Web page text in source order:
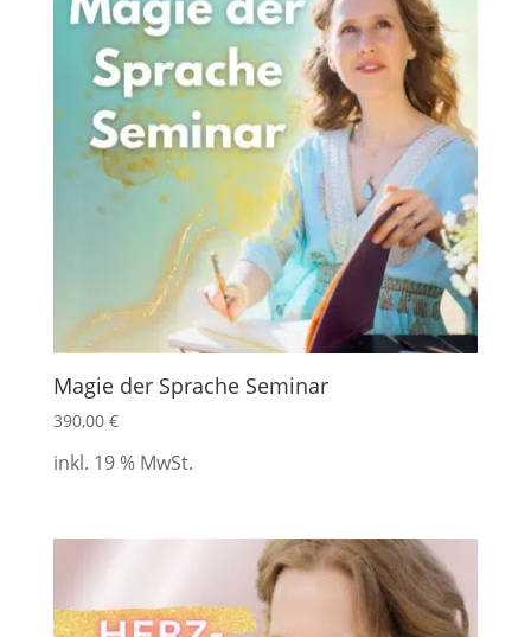
Magie der Sprache Seminar
390,00 €
inkl. 19 % MwSt.